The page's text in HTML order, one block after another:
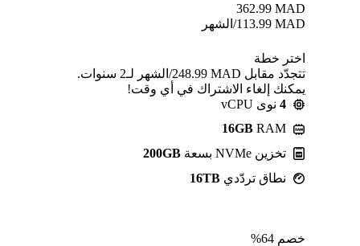
MAD
362.99
MAD
113.99/الشهر
اختر خطة
تتجدّد مقابل MAD ⁦248.99⁩/الشهر لـ2 سنوات.
يمكنك إلغاء الاشتراك في أي وقت!
4 نوى vCPU
16GB RAM
تخزين NVMe بسعة
200GB
نطاق تردّدي 16TB
خصم 64%